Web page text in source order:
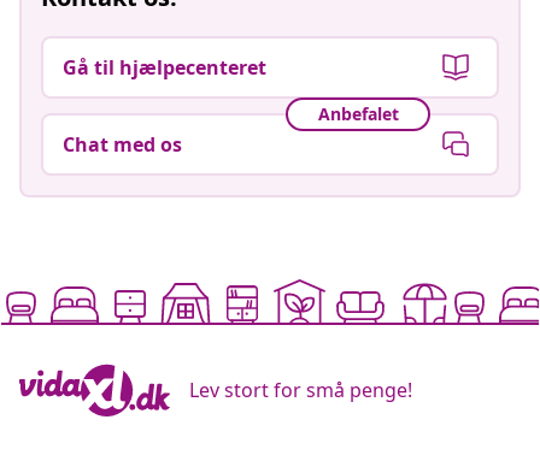
Gå til hjælpecenteret
Anbefalet
Chat med os
Lev stort for små penge!